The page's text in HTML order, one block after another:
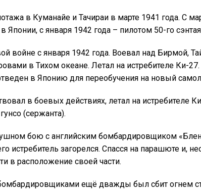
в Куманайе и Тачираи в марте 1941 года. С
Японии, с января 1942 года – пилотом 50-го
войне с января 1942 года. Воевал над Бирмой,
в Тихом океане. Летал на истребителе Ки-
в Японию для переобучения на новый
в боевых действиях, летал на истребителе
(сержанта).
бою с английским бомбардировщиком
истребитель загорелся. Спасся на парашюте и,
в расположение своей части.
ещё дважды был сбит огнем